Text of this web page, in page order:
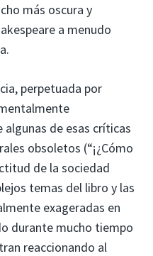
más oscura y
a menudo
perpetuada por
de esas críticas
obsoletos (“¡¿Cómo
de la sociedad
temas del libro y las
exageradas en
durante mucho tiempo
reaccionando al